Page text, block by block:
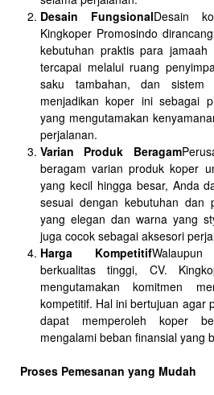
Desain FungsionalDesain
Kingkoper Promosindo
kebutuhan praktis para
tercapai melalui ruang
saku tambahan, dan sistem
menjadikan koper ini sebagai
yang mengutamakan
perjalanan.
Varian Produk Beragam
beragam varian produk koper
yang kecil hingga besar, Anda
sesuai dengan kebutuhan dan
yang elegan dan warna yang
juga cocok sebagai aksesori
Harga Kompetitif
berkualitas tinggi, CV.
mengutamakan komitmen
kompetitif. Hal ini bertujuan agar
dapat memperoleh koper
mengalami beban finansial yang
Proses Pemesanan yang Mudah